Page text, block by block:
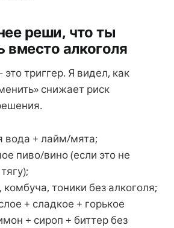
реши, что ты
вместо алкоголя
триггер. Я видел, как
снижает риск
вода + лайм/мята;
пиво/вино (если это не
тоники без алкоголя;
+ сладкое + горькое
+ сироп + биттер без